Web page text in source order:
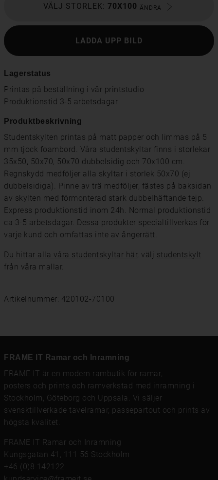
VÄLJ STORLEK: 70X100 ÄNDRA
LADDA UPP BILD
Lagerstatus
Printas på beställning i vår printstudio
Produktionstid 3-5 arbetsdagar
Produktbeskrivning
Studentskylten printas på matt papper och limmas på 5
mm tjock foambord. Våra studentskyltar finns i storlekar
35x50, 50x70, 50x70 dubbelsidig och 70x100 cm.
Regnskydd medföljer alla skyltar i storlek 50x70 (ej
dubbelsidiga). Pinne av trä medföljer, fästes på baksidan
av skylten med förmonterad stark dubbelhäftande tejp.
Express produktionstid inom 24h. Normal produktionstid
ca 3-5 arbetsdagar. Dessa produkter specialtillverkas för
varje kund och omfattas inte av ångerrätt.
Du hittar alla våra studentskyltar här, välj studentskylt
från våra mallar.
Artikelnummer: 420102-70100
FRAME IT Ramar och Inramning
FRAME IT är en modern rambutik för ramar
posters och prints och ramverkstad med inramning i
Stockholm, Göteborg och Uppsala. Vi säljer
svensktillverkade tavelramar, passepartout och prints av
högsta kvalitet.
FRAME IT Ramar och Inramning
Kungsgatan 41, 111 56 Stockholm
+46 (0)8 142122